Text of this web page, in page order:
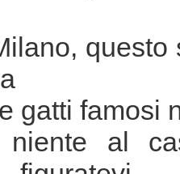
questo
gatti famosi
niente al